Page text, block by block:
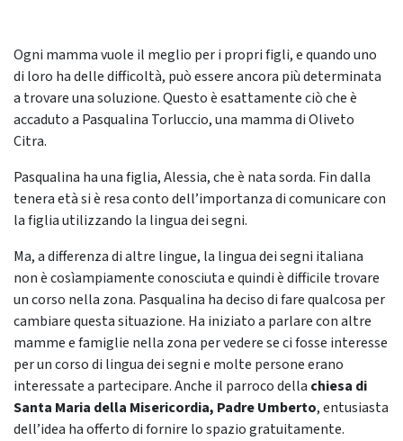
Ogni mamma vuole il meglio per i propri figli, e quando uno
di loro ha delle difficoltà, può essere ancora più determinata
a trovare una soluzione. Questo è esattamente ciò che è
accaduto a Pasqualina Torluccio, una mamma di Oliveto
Citra.
Pasqualina ha una figlia, Alessia, che è nata sorda. Fin dalla
tenera età si è resa conto dell’importanza di comunicare con
la figlia utilizzando la lingua dei segni.
Ma, a differenza di altre lingue, la lingua dei segni italiana
non è cosìampiamente conosciuta e quindi è difficile trovare
un corso nella zona. Pasqualina ha deciso di fare qualcosa per
cambiare questa situazione. Ha iniziato a parlare con altre
mamme e famiglie nella zona per vedere se ci fosse interesse
per un corso di lingua dei segni e molte persone erano
interessate a partecipare. Anche il parroco della chiesa di
Santa Maria della Misericordia, Padre Umberto, entusiasta
dell’idea ha offerto di fornire lo spazio gratuitamente.